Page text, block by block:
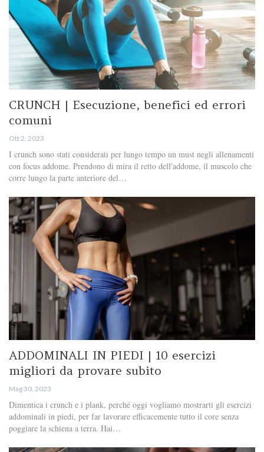
CRUNCH | Esecuzione, benefici ed errori
comuni
Ott 2, 2023
I crunch sono stati considerati per lungo tempo un must negli allenamenti
con focus addome. Prendono di mira il retto dell'addome, il muscolo che
corre lungo la parte anteriore del…
ADDOMINALI IN PIEDI | 10 esercizi
migliori da provare subito
Mag 30, 2023
Dimentica i crunch e i plank, perché oggi vogliamo mostrarti gli esercizi
addominali in piedi, per far lavorare efficacemente tutto il core senza
poggiare la schiena a terra. Hai…